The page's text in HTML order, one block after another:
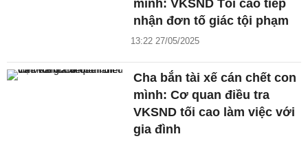
mình: VKSND Tối cao tiếp
nhận đơn tố giác tội phạm
13:22 27/05/2025
Cha bắn tài xế cán chết con
mình: Cơ quan điều tra
VKSND tối cao làm việc với
gia đình